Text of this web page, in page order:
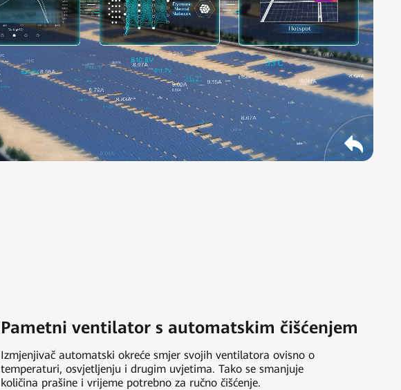
Pametni ventilator s automatskim čišćenjem
Izmjenjivač automatski okreće smjer svojih ventilatora ovisno o
temperaturi, osvjetljenju i drugim uvjetima. Tako se smanjuje
količina prašine i vrijeme potrebno za ručno čišćenje.